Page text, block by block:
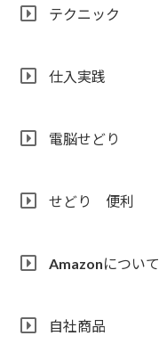
テクニック
仕入実践
電脳せどり
せどり 便利
Amazonについて
自社商品